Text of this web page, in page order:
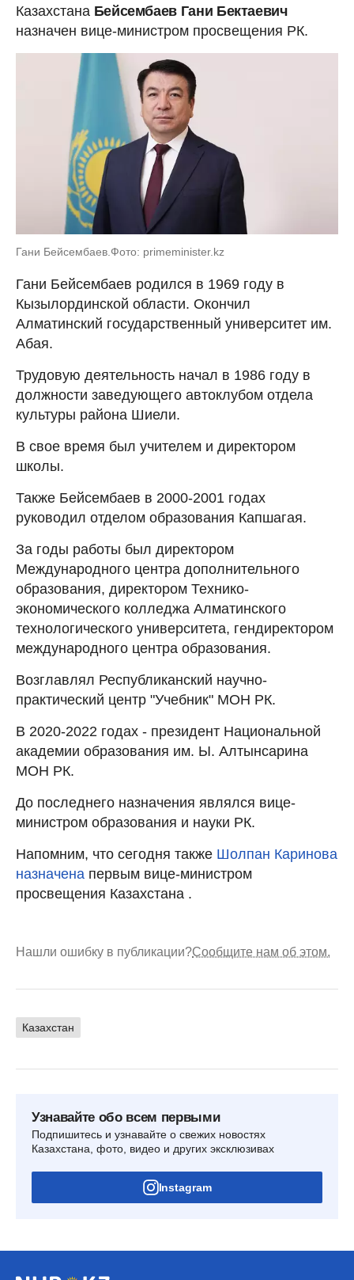
Казахстана Бейсембаев Гани Бектаевич
назначен вице-министром просвещения РК.
Гани Бейсембаев.Фото: primeminister.kz
Гани Бейсембаев родился в 1969 году в
Кызылординской области. Окончил
Алматинский государственный университет им.
Абая.
Трудовую деятельность начал в 1986 году в
должности заведующего автоклубом отдела
культуры района Шиели.
В свое время был учителем и директором
школы.
Также Бейсембаев в 2000-2001 годах
руководил отделом образования Капшагая.
За годы работы был директором
Международного центра дополнительного
образования, директором Технико-
экономического колледжа Алматинского
технологического университета, гендиректором
международного центра образования.
Возглавлял Республиканский научно-
практический центр "Учебник" МОН РК.
В 2020-2022 годах - президент Национальной
академии образования им. Ы. Алтынсарина
МОН РК.
До последнего назначения являлся вице-
министром образования и науки РК.
Напомним, что сегодня также Шолпан Каринова
назначена первым вице-министром
просвещения Казахстана .
Нашли ошибку в публикации?Сообщите нам об этом.
Казахстан
Узнавайте обо всем первыми
Подпишитесь и узнавайте о свежих новостях
Казахстана, фото, видео и других эксклюзивах
Instagram